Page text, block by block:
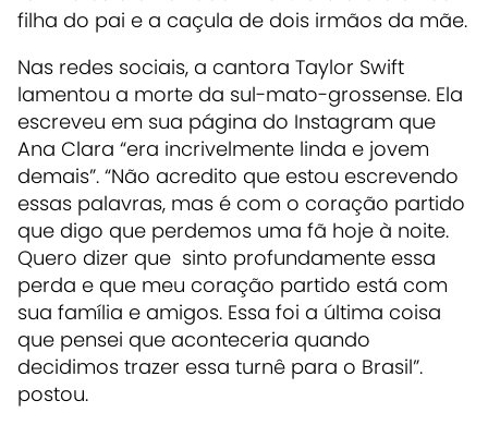
filha do pai e a caçula de dois irmãos da mãe.
Nas redes sociais, a cantora Taylor Swift
lamentou a morte da sul-mato-grossense. Ela
escreveu em sua página do Instagram que
Ana Clara “era incrivelmente linda e jovem
demais”. “Não acredito que estou escrevendo
essas palavras, mas é com o coração partido
que digo que perdemos uma fã hoje à noite.
Quero dizer que sinto profundamente essa
perda e que meu coração partido está com
sua família e amigos. Essa foi a última coisa
que pensei que aconteceria quando
decidimos trazer essa turnê para o Brasil”.
postou.